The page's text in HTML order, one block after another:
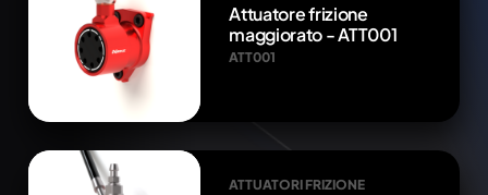
Attuatore frizione
maggiorato - ATT001
ATT001
ATTUATORI FRIZIONE